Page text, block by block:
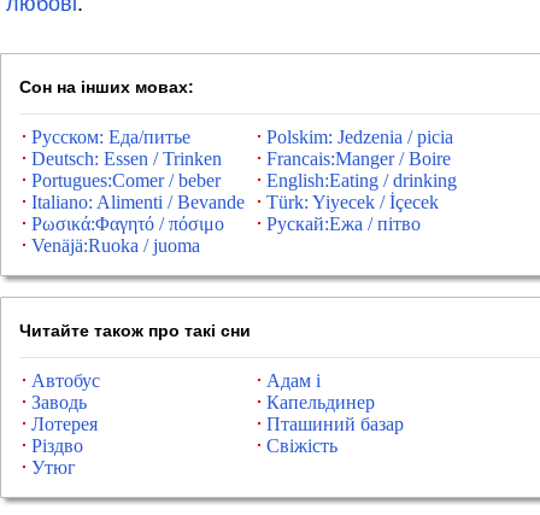
Сон на інших мовах:
Русском: Еда/питье
Polskim: Jedzenia / picia
Deutsch: Essen / Trinken
Francais:Manger / Boire
Portugues:Comer / beber
English:Eating / drinking
Italiano: Alimenti / Bevande
Türk: Yiyecek / İçecek
Ρωσικά:Φαγητό / πόσιμο
Рускай:Ежа / пітво
Venäjä:Ruoka / juoma
Читайте також про такі сни
Автобус
Адам і
Заводь
Капельдинер
Лотерея
Пташиний базар
Різдво
Свіжість
Утюг